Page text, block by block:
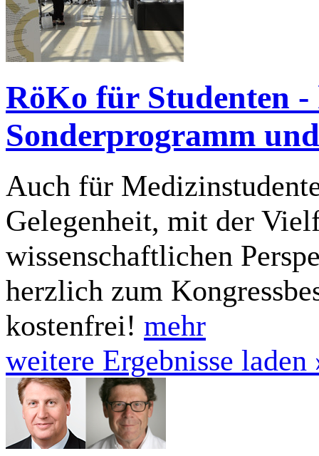
RöKo für Studenten -
Sonderprogramm
Auch für
Gelegenheit, mit der
wissenschaftlichen
herzlich zum
kostenfrei! mehr
weitere Ergebnisse laden